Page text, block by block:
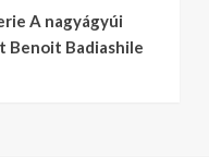
A nagyágyúi
Benoit Badiashile